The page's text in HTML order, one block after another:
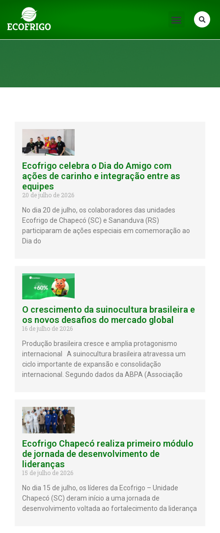
Ecofrigo celebra o Dia do Amigo com
ações de carinho e integração entre as
equipes
20 de julho de 2026
No dia 20 de julho, os colaboradores das unidades
Ecofrigo de Chapecó (SC) e Sananduva (RS)
participaram de ações especiais em comemoração ao
Dia do
O crescimento da suinocultura brasileira e
os novos desafios do mercado global
16 de julho de 2026
Produção brasileira cresce e amplia protagonismo
internacional A suinocultura brasileira atravessa um
ciclo importante de expansão e consolidação
internacional. Segundo dados da ABPA (Associação
Ecofrigo Chapecó realiza primeiro módulo
de jornada de desenvolvimento de
lideranças
15 de julho de 2026
No dia 15 de julho, os líderes da Ecofrigo – Unidade
Chapecó (SC) deram início a uma jornada de
desenvolvimento voltada ao fortalecimento da liderança